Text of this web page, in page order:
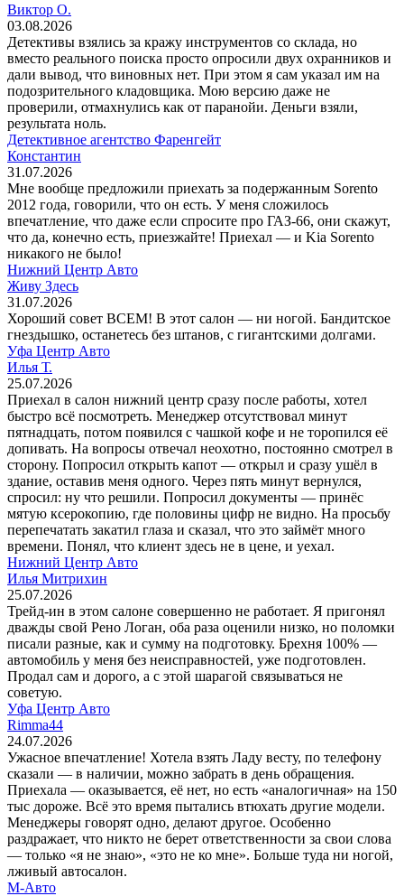
Виктор О.
03.08.2026
Детективы взялись за кражу инструментов со склада, но
вместо реального поиска просто опросили двух охранников и
дали вывод, что виновных нет. При этом я сам указал им на
подозрительного кладовщика. Мою версию даже не
проверили, отмахнулись как от паранойи. Деньги взяли,
результата ноль.
Детективное агентство Фаренгейт
Константин
31.07.2026
Мне вообще предложили приехать за подержанным Sorento
2012 года, говорили, что он есть. У меня сложилось
впечатление, что даже если спросите про ГАЗ-66, они скажут,
что да, конечно есть, приезжайте! Приехал — и Kia Sorento
никакого не было!
Нижний Центр Авто
Живу Здесь
31.07.2026
Хороший совет ВСЕМ! В этот салон — ни ногой. Бандитское
гнездышко, останетесь без штанов, с гигантскими долгами.
Уфа Центр Авто
Илья Т.
25.07.2026
Приехал в салон нижний центр сразу после работы, хотел
быстро всё посмотреть. Менеджер отсутствовал минут
пятнадцать, потом появился с чашкой кофе и не торопился её
допивать. На вопросы отвечал неохотно, постоянно смотрел в
сторону. Попросил открыть капот — открыл и сразу ушёл в
здание, оставив меня одного. Через пять минут вернулся,
спросил: ну что решили. Попросил документы — принёс
мятую ксерокопию, где половины цифр не видно. На просьбу
перепечатать закатил глаза и сказал, что это займёт много
времени. Понял, что клиент здесь не в цене, и уехал.
Нижний Центр Авто
Илья Митрихин
25.07.2026
Трейд-ин в этом салоне совершенно не работает. Я пригонял
дважды свой Рено Логан, оба раза оценили низко, но поломки
писали разные, как и сумму на подготовку. Брехня 100% —
автомобиль у меня без неисправностей, уже подготовлен.
Продал сам и дорого, а с этой шарагой связываться не
советую.
Уфа Центр Авто
Rimma44
24.07.2026
Ужасное впечатление! Хотела взять Ладу весту, по телефону
сказали — в наличии, можно забрать в день обращения.
Приехала — оказывается, её нет, но есть «аналогичная» на 150
тыс дороже. Всё это время пытались втюхать другие модели.
Менеджеры говорят одно, делают другое. Особенно
раздражает, что никто не берет ответственности за свои слова
— только «я не знаю», «это не ко мне». Больше туда ни ногой,
лживый автосалон.
М-Авто